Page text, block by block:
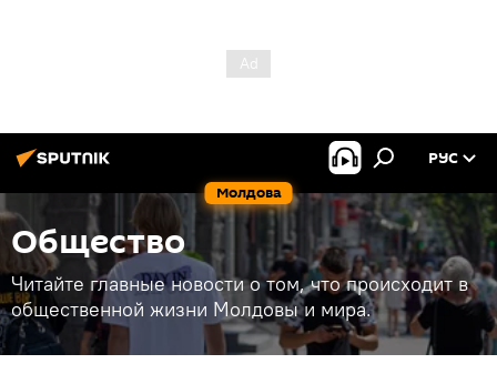
Молдова
РУС
Общество
Читайте главные новости о том, что происходит в
общественной жизни Молдовы и мира.